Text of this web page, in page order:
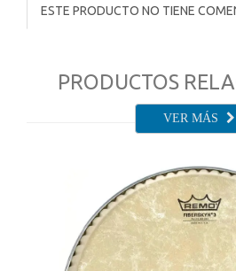
ESTE PRODUCTO NO TIENE
PRODUCTOS
VER MÁS